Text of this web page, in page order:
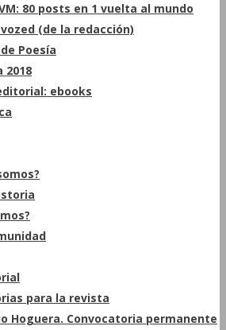
80 posts en 1 vuelta al mundo
(de la redacción)
Poesía
2018
ebooks
para la revista
Hoguera. Convocatoria permanente